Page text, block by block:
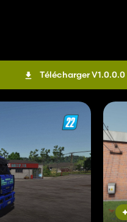
Télécharger V1.0.0.0